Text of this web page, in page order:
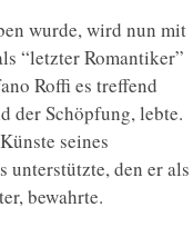
wurde, wird nun mit
“letzter Romantiker”
Roffi es treffend
der Schöpfung, lebte.
seines
unterstützte, den er als
bewahrte.